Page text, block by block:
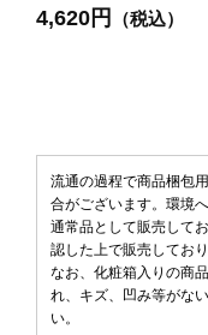
4,620円 （税込）
流通の過程で商品梱包
合がございます。環境
通常品として販売して
認した上で販売してお
なお、化粧箱入りの商
れ、キズ、凹み等がな
い。